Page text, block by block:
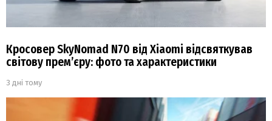
Кросовер SkyNomad N70 від Xiaomi відсвяткував
світову прем’єру: фото та характеристики
3 дні тому